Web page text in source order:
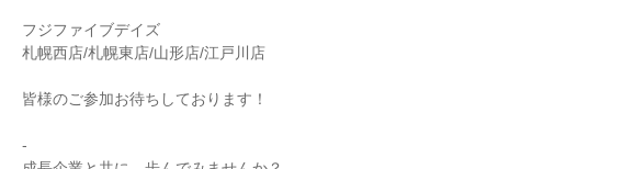
フジファイブデイズ
札幌西店/札幌東店/山形店/江戸川店
皆様のご参加お待ちしております！
-